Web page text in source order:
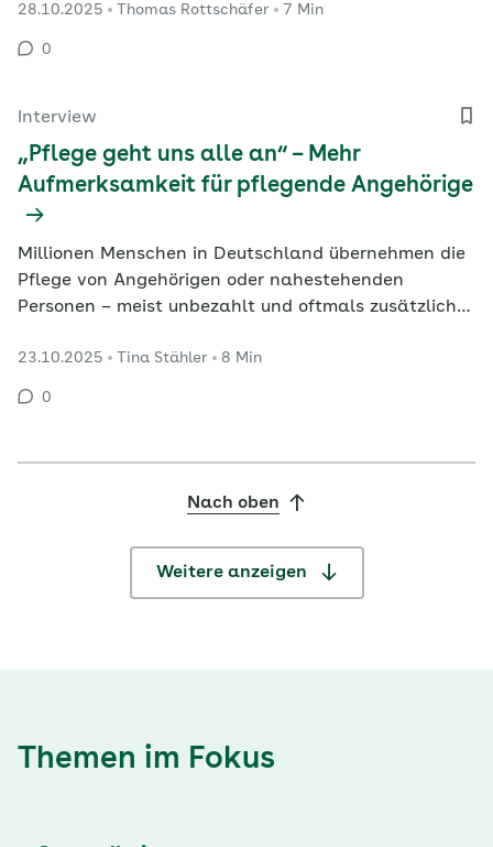
Experten mit der Pflegebevollmächtigten der
Bundesregierung über zukunftsfähige Konzepte. Das
28.10.2025 Thomas Rottschäfer 7 Min
0
Interview
„Pflege geht uns alle an“ – Mehr
Aufmerksamkeit für pflegende Angehörige
Millionen Menschen in Deutschland übernehmen die
Pflege von Angehörigen oder nahestehenden
Personen – meist unbezahlt und oftmals zusätzlich
Sozio-oekonomischen Panels macht deutlich: Ohne
diese Angehörigenpflege wäre das deutsche
23.10.2025 Tina Stähler 8 Min
0
Nach oben
Weitere anzeigen
Themen im Fokus